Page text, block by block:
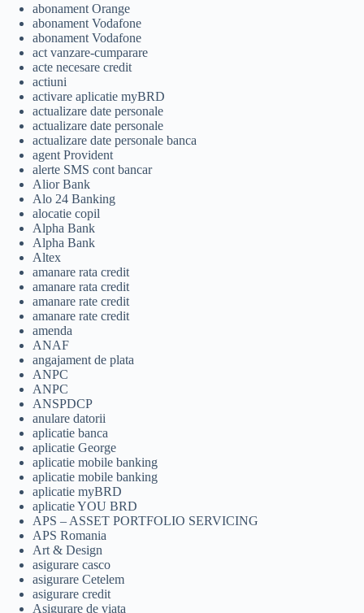
abonament Orange
abonament Vodafone
abonament Vodafone
act vanzare-cumparare
acte necesare credit
actiuni
activare aplicatie myBRD
actualizare date personale
actualizare date personale
actualizare date personale banca
agent Provident
alerte SMS cont bancar
Alior Bank
Alo 24 Banking
alocatie copil
Alpha Bank
Alpha Bank
Altex
amanare rata credit
amanare rata credit
amanare rate credit
amanare rate credit
amenda
ANAF
angajament de plata
ANPC
ANPC
ANSPDCP
anulare datorii
aplicatie banca
aplicatie George
aplicatie mobile banking
aplicatie mobile banking
aplicatie myBRD
aplicatie YOU BRD
APS – ASSET PORTFOLIO SERVICING
APS Romania
Art & Design
asigurare casco
asigurare Cetelem
asigurare credit
Asigurare de viata